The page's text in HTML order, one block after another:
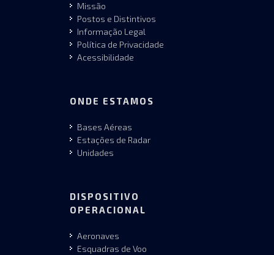
Missão
Postos e Distintivos
Informação Legal
Política de Privacidade
Acessibilidade
ONDE ESTAMOS
Bases Aéreas
Estações de Radar
Unidades
DISPOSITIVO
OPERACIONAL
Aeronaves
Esquadras de Voo